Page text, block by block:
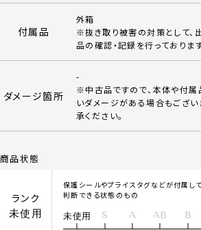
付属品
外箱
※抜き取り被害の対策として、
品の確認・記録を行っております
ダメージ箇所
-
※中古品ですので、本体や付
いダメージがある場合もござい
承ください。
商品状態
ランク
未使用
保護シールやプライスタグなどが付属し
判断できる状態のもの
未使用 S A AB B